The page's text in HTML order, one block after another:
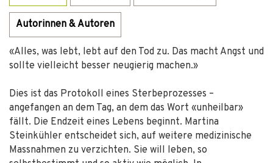
Autorinnen & Autoren
«Alles, was lebt, lebt auf den Tod zu. Das macht Angst und
sollte vielleicht besser neugierig machen.»
Dies ist das Protokoll eines Sterbeprozesses –
angefangen an dem Tag, an dem das Wort «unheilbar»
fällt. Die Endzeit eines Lebens beginnt. Martina
Steinkühler entscheidet sich, auf weitere medizinische
Massnahmen zu verzichten. Sie will leben, so